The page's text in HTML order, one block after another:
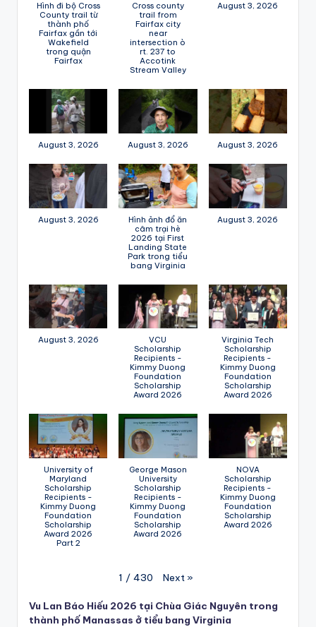
Hình đi bộ Cross
County trail từ
thành phố
Fairfax gần tới
Wakefield
trong quận
Fairfax
Cross county
trail from
Fairfax city
near
intersection ò
rt. 237 to
Accotink
Stream Valley
August 3, 2026
August 3, 2026 August 3, 2026 August 3, 2026
August 3, 2026
Hình ảnh đổ ăn
câm trại hè
2026 tại First
Landing State
Park trong tiểu
bang Virginia
August 3, 2026
August 3, 2026
VCU
Scholarship
Recipients -
Kimmy Duong
Foundation
Scholarship
Award 2026
Virginia Tech
Scholarship
Recipients -
Kimmy Duong
Foundation
Scholarship
Award 2026
University of
Maryland
Scholarship
Recipients -
Kimmy Duong
Foundation
Scholarship
Award 2026
Part 2
George Mason
University
Scholarship
Recipients -
Kimmy Duong
Foundation
Scholarship
Award 2026
NOVA
Scholarship
Recipients -
Kimmy Duong
Foundation
Scholarship
Award 2026
1 / 430 Next »
Vu Lan Báo Hiếu 2026 tại Chùa Giác Nguyên trong
thành phố Manassas ở tiểu bang Virginia